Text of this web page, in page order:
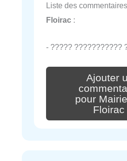
Liste des commentaires
Floirac :
- ????? ???????????
Ajouter
pour
Floirac